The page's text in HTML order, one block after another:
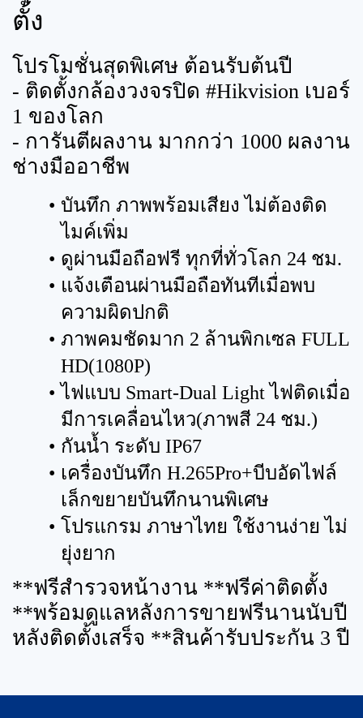
ตั้ง
โปรโมชั่นสุดพิเศษ ต้อนรับต้นปี
- ติดตั้งกล้องวงจรปิด #Hikvision เบอร์
1 ของโลก
- การันตีผลงาน มากกว่า 1000 ผลงาน
ช่างมืออาชีพ
บันทึก ภาพพร้อมเสียง ไม่ต้องติด
ไมค์เพิ่ม
ดูผ่านมือถือฟรี ทุกที่ทั่วโลก 24 ชม.
แจ้งเตือนผ่านมือถือทันทีเมื่อพบ
ความผิดปกติ
ภาพคมชัดมาก 2 ล้านพิกเซล FULL
HD(1080P)
ไฟแบบ Smart-Dual Light ไฟติดเมื่อ
มีการเคลื่อนไหว(ภาพสี 24 ชม.)
กันน้ำ ระดับ IP67
เครื่องบันทึก H.265Pro+บีบอัดไฟล์
เล็กขยายบันทึกนานพิเศษ
โปรแกรม ภาษาไทย ใช้งานง่าย ไม่
ยุ่งยาก
**ฟรีสำรวจหน้างาน️ **ฟรีค่าติดตั้ง
**พร้อมดูแลหลังการขายฟรีนานนับปี
หลังติดตั้งเสร็จ **สินค้ารับประกัน 3 ปี